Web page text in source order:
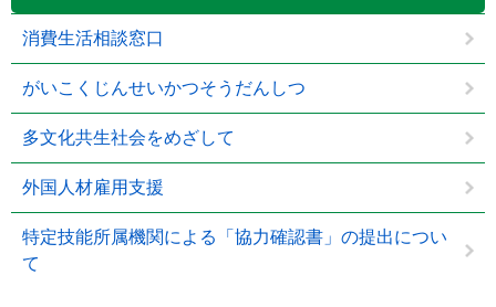
消費生活相談窓口
がいこくじんせいかつそうだんしつ
多文化共生社会をめざして
外国人材雇用支援
特定技能所属機関による「協力確認書」の提出につい
て